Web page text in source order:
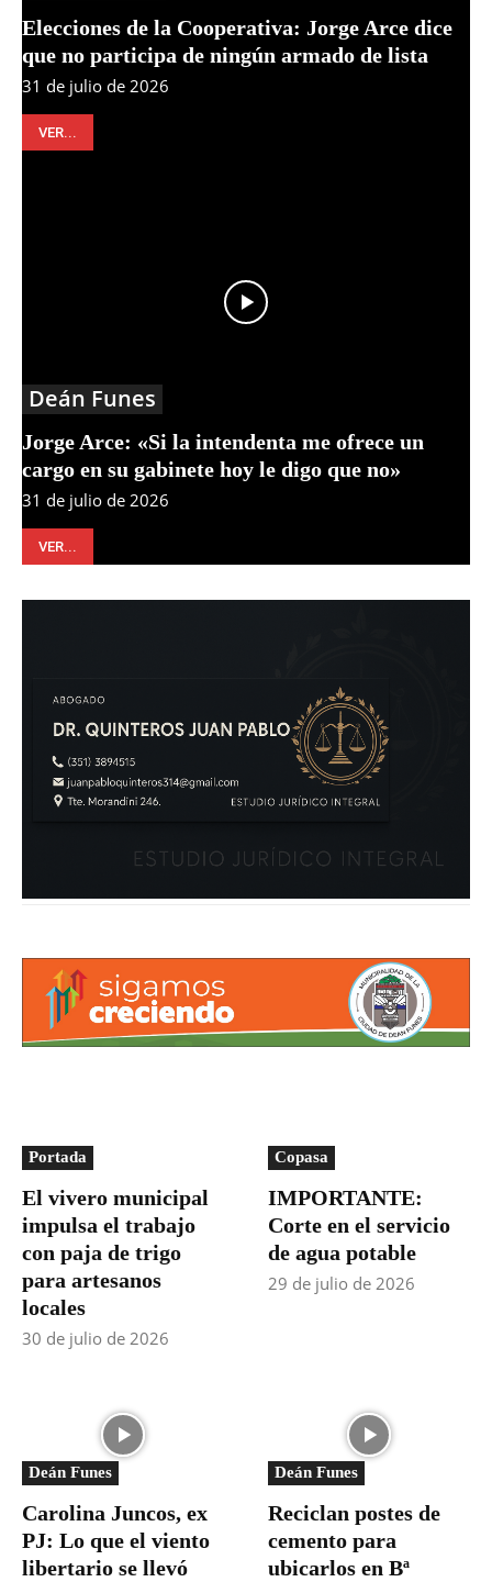
Elecciones de la Cooperativa: Jorge Arce dice
que no participa de ningún armado de lista
31 de julio de 2026
VER...
Deán Funes
Jorge Arce: «Si la intendenta me ofrece un
cargo en su gabinete hoy le digo que no»
31 de julio de 2026
VER...
Portada
El vivero municipal
impulsa el trabajo
con paja de trigo
para artesanos
locales
30 de julio de 2026
Copasa
IMPORTANTE:
Corte en el servicio
de agua potable
29 de julio de 2026
Deán Funes
Carolina Juncos, ex
PJ: Lo que el viento
libertario se llevó
Deán Funes
Reciclan postes de
cemento para
ubicarlos en Bª